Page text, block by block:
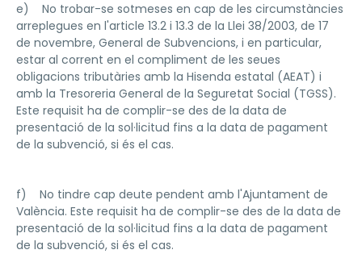
e) No trobar-se sotmeses en cap de les circumstàncies
arreplegues en l'article 13.2 i 13.3 de la Llei 38/2003, de 17
de novembre, General de Subvencions, i en particular,
estar al corrent en el compliment de les seues
obligacions tributàries amb la Hisenda estatal (AEAT) i
amb la Tresoreria General de la Seguretat Social (TGSS).
Este requisit ha de complir-se des de la data de
presentació de la sol·licitud fins a la data de pagament
de la subvenció, si és el cas.
f) No tindre cap deute pendent amb l'Ajuntament de
València. Este requisit ha de complir-se des de la data de
presentació de la sol·licitud fins a la data de pagament
de la subvenció, si és el cas.